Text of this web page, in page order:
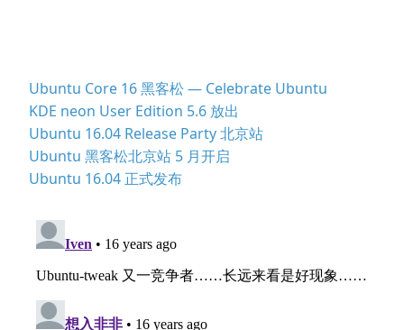
Ubuntu Core 16 黑客松 — Celebrate Ubuntu
KDE neon User Edition 5.6 放出
Ubuntu 16.04 Release Party 北京站
Ubuntu 黑客松北京站 5 月开启
Ubuntu 16.04 正式发布